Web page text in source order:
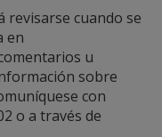
revisarse cuando se
en
u
sobre
con
o a través de